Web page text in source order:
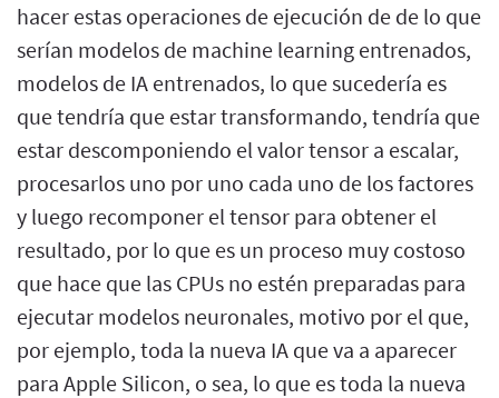
hacer estas operaciones de ejecución de de lo que
serían modelos de machine learning entrenados,
modelos de IA entrenados, lo que sucedería es
que tendría que estar transformando, tendría que
estar descomponiendo el valor tensor a escalar,
procesarlos uno por uno cada uno de los factores
y luego recomponer el tensor para obtener el
resultado, por lo que es un proceso muy costoso
que hace que las CPUs no estén preparadas para
ejecutar modelos neuronales, motivo por el que,
por ejemplo, toda la nueva IA que va a aparecer
para Apple Silicon, o sea, lo que es toda la nueva